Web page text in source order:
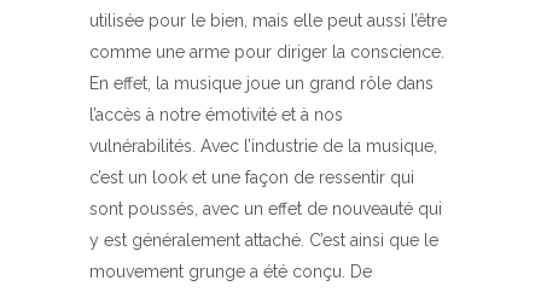
utilisée pour le bien, mais elle peut aussi l’être
comme une arme pour diriger la conscience.
En effet, la musique joue un grand rôle dans
l’accès à notre émotivité et à nos
vulnérabilités. Avec l’industrie de la musique,
c’est un look et une façon de ressentir qui
sont poussés, avec un effet de nouveauté qui
y est généralement attaché. C’est ainsi que le
mouvement grunge a été conçu. De